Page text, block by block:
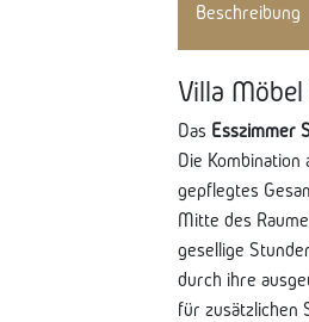
Beschreibung
Villa
Das Esszimmer
Die
gepflegtes
Mitte des
gesellige
durch ihre
für zusätzlichen